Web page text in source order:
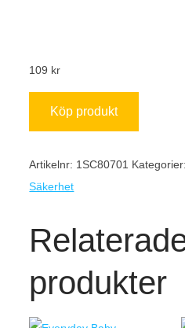
109 kr
Köp produkt
Artikelnr: 1SC80701 Kategorier:
Säkerhet
produkter